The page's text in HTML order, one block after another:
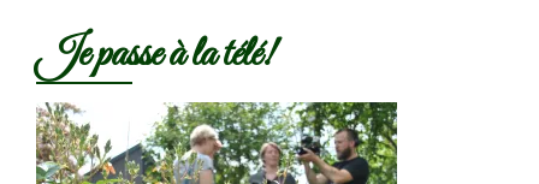
Je passe à la télé!